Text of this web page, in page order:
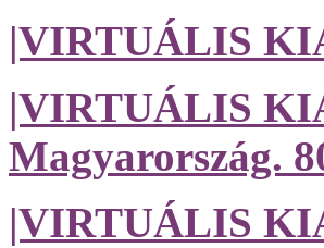
|VIRTUÁLIS
|VIRTUÁLIS
Magyarország.
|VIRTUÁLIS